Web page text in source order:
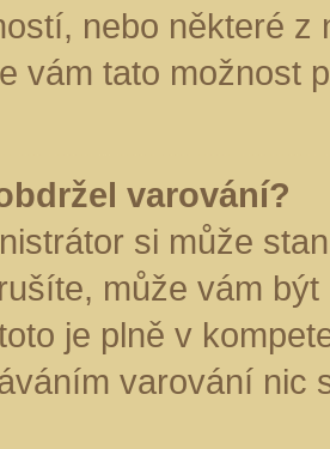
nebo některé z
vám tato možnost
varování?
si může
může vám
je plně v
varování nic